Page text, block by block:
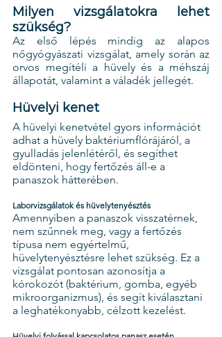
Milyen vizsgálatokra lehet
szükség?
Az első lépés mindig az alapos
nőgyógyászati vizsgálat, amely során az
orvos megítéli a hüvely és a méhszáj
állapotát, valamint a váladék jellegét.
Hüvelyi kenet
A hüvelyi kenetvétel gyors információt
adhat a hüvely baktériumflórájáról, a
gyulladás jelenlétéről, és segíthet
eldönteni, hogy fertőzés áll-e a
panaszok hátterében.
Laborvizsgálatok és hüvelytenyésztés
Amennyiben a panaszok visszatérnek,
nem szűnnek meg, vagy a fertőzés
típusa nem egyértelmű,
hüvelytenyésztésre lehet szükség. Ez a
vizsgálat pontosan azonosítja a
kórokozót (baktérium, gomba, egyéb
mikroorganizmus), és segít kiválasztani
a leghatékonyabb, célzott kezelést.